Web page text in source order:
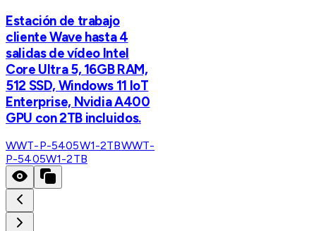
Estación de trabajo
cliente Wave hasta 4
salidas de vídeo Intel
Core Ultra 5, 16GB RAM,
512 SSD, Windows 11 IoT
Enterprise, Nvidia A400
GPU con 2TB incluidos.
WWT-P-5405W1-2TBWWT-
P-5405W1-2TB